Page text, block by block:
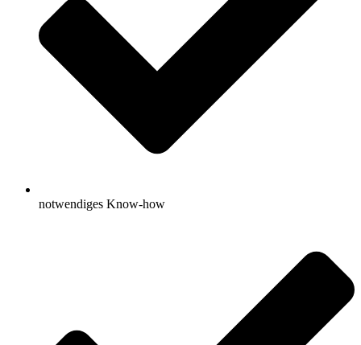
notwendiges Know-how